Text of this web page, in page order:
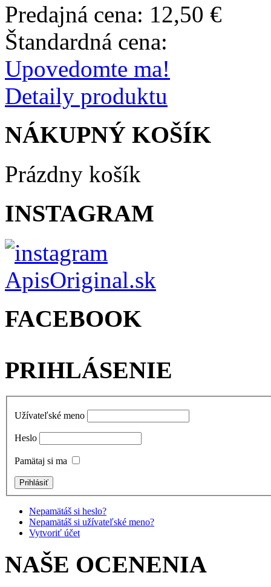
Predajná cena: 12,50 €
Štandardná cena:
Upovedomte ma!
Detaily produktu
NÁKUPNÝ KOŠÍK
Prázdny košík
INSTAGRAM
FACEBOOK
PRIHLÁSENIE
Užívateľské meno
Heslo
Pamätaj si ma
Nepamätáš si heslo?
Nepamätáš si užívateľské meno?
Vytvoriť účet
NAŠE OCENENIA